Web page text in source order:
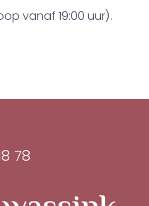
vanaf 19:00 uur).
78